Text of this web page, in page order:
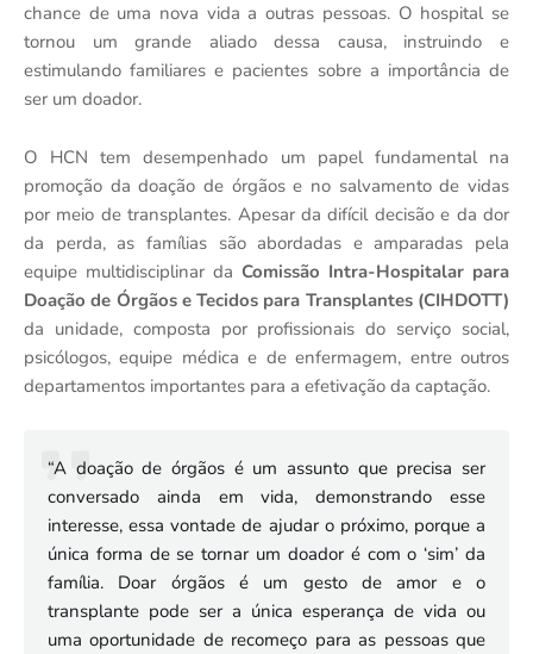
chance de uma nova vida a outras pessoas. O hospital se
tornou um grande aliado dessa causa, instruindo e
estimulando familiares e pacientes sobre a importância de
ser um doador.
O HCN tem desempenhado um papel fundamental na
promoção da doação de órgãos e no salvamento de vidas
por meio de transplantes. Apesar da difícil decisão e da dor
da perda, as famílias são abordadas e amparadas pela
equipe multidisciplinar da Comissão Intra-Hospitalar para
Doação de Órgãos e Tecidos para Transplantes (CIHDOTT)
da unidade, composta por profissionais do serviço social,
psicólogos, equipe médica e de enfermagem, entre outros
departamentos importantes para a efetivação da captação.
“A doação de órgãos é um assunto que precisa ser
conversado ainda em vida, demonstrando esse
interesse, essa vontade de ajudar o próximo, porque a
única forma de se tornar um doador é com o ‘sim’ da
família. Doar órgãos é um gesto de amor e o
transplante pode ser a única esperança de vida ou
uma oportunidade de recomeço para as pessoas que